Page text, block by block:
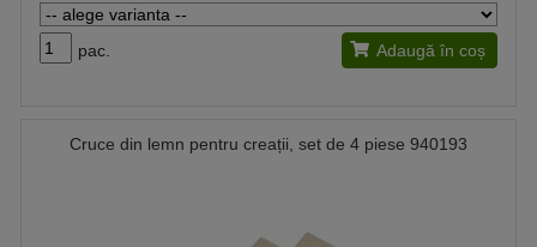
pac. Adaugă în coș
Cruce din lemn pentru creații, set de 4 piese 940193